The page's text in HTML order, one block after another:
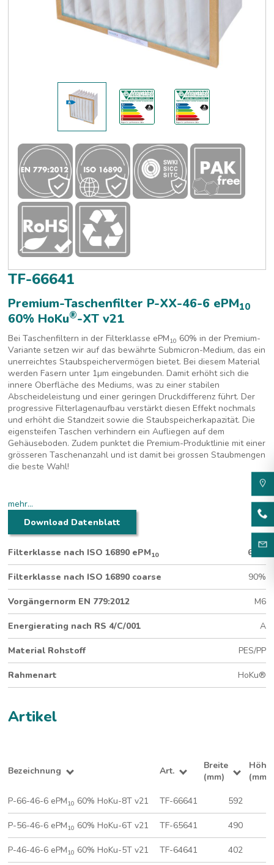
TF-66641
Premium-Taschenfilter P-XX-46-6 ePM10
60% HoKu®-XT v21
Bei Taschenfiltern in der Filterklasse ePM10 60% in der Premium-
Variante setzen wir auf das bewährte Submicron-Medium, das ein
unerreichtes Staubspeichervermögen bietet. Bei diesem Material
werden Fasern unter 1µm eingebunden. Damit erhöht sich die
innere Oberfläche des Mediums, was zu einer stabilen
Abscheideleistung und einer geringen Druckdifferenz führt. Der
progressive Filterlagenaufbau verstärkt diesen Effekt nochmals
und erhöht die Standzeit sowie die Staubspeicherkapazität. Die
eigensteifen Taschen verhindern ein Aufliegen auf dem
Gehäuseboden. Zudem punktet die Premium-Produktlinie mit einer
grösseren Taschenanzahl und ist damit bei grossen Staubmengen
die beste Wahl!
Premium-Taschenfilter für grosse Staubmengen und geringe
Energiekosten
460 mm Tiefe
8 Taschen (592 x 592 mm)
®
mehr...
Download Datenblatt
Filterklasse nach ISO 16890 ePM10 60%
Filterklasse nach ISO 16890 coarse 90%
Vorgängernorm EN 779:2012 M6
Energierating nach RS 4/C/001 A
Material Rohstoff PES/PP
Rahmenart HoKu®
Artikel
Bezeichnung Art.
Breite
(mm)
Höhe
(mm)
P-66-46-6 ePM10 60% HoKu-8T v21 TF-66641 592
P-56-46-6 ePM10 60% HoKu-6T v21 TF-65641 490
P-46-46-6 ePM10 60% HoKu-5T v21 TF-64641 402